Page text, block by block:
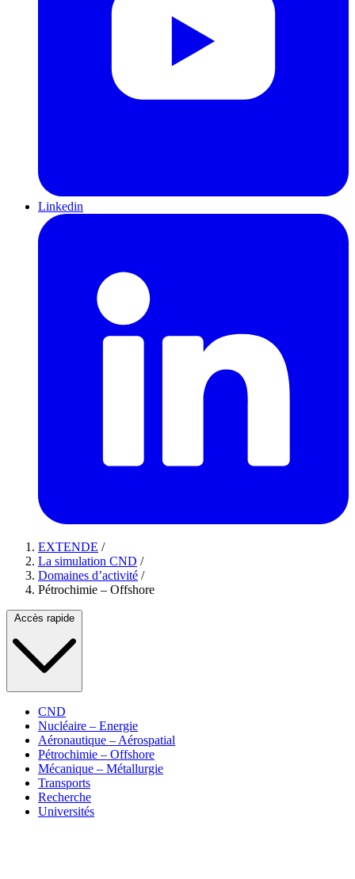
Linkedin
EXTENDE /
La simulation CND /
Domaines d’activité /
Pétrochimie – Offshore
Accès rapide
CND
Nucléaire – Energie
Aéronautique – Aérospatial
Pétrochimie – Offshore
Mécanique – Métallurgie
Transports
Recherche
Universités